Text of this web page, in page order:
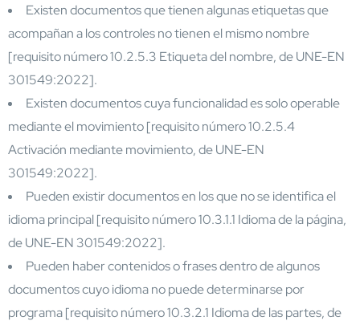
Existen documentos que tienen algunas etiquetas que
acompañan a los controles no tienen el mismo nombre
[requisito número 10.2.5.3 Etiqueta del nombre, de UNE-EN
301549:2022].
Existen documentos cuya funcionalidad es solo operable
mediante el movimiento [requisito número 10.2.5.4
Activación mediante movimiento, de UNE-EN
301549:2022].
Pueden existir documentos en los que no se identifica el
idioma principal [requisito número 10.3.1.1 Idioma de la página,
de UNE-EN 301549:2022].
Pueden haber contenidos o frases dentro de algunos
documentos cuyo idioma no puede determinarse por
programa [requisito número 10.3.2.1 Idioma de las partes, de